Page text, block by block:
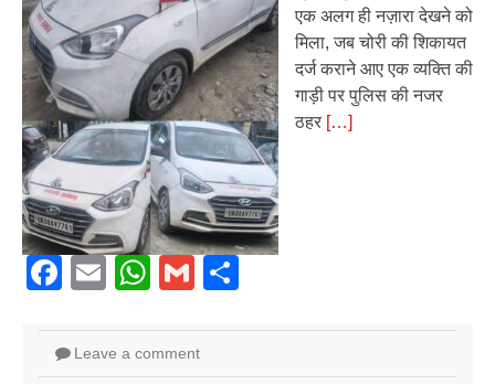
एक अलग ही नज़ारा देखने को
मिला, जब चोरी की शिकायत
दर्ज कराने आए एक व्यक्ति की
गाड़ी पर पुलिस की नजर
ठहर […]
Facebook
EmailWhatsApp
Gmail
Leave a comment